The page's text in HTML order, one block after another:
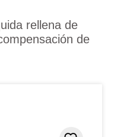
rellena de
de